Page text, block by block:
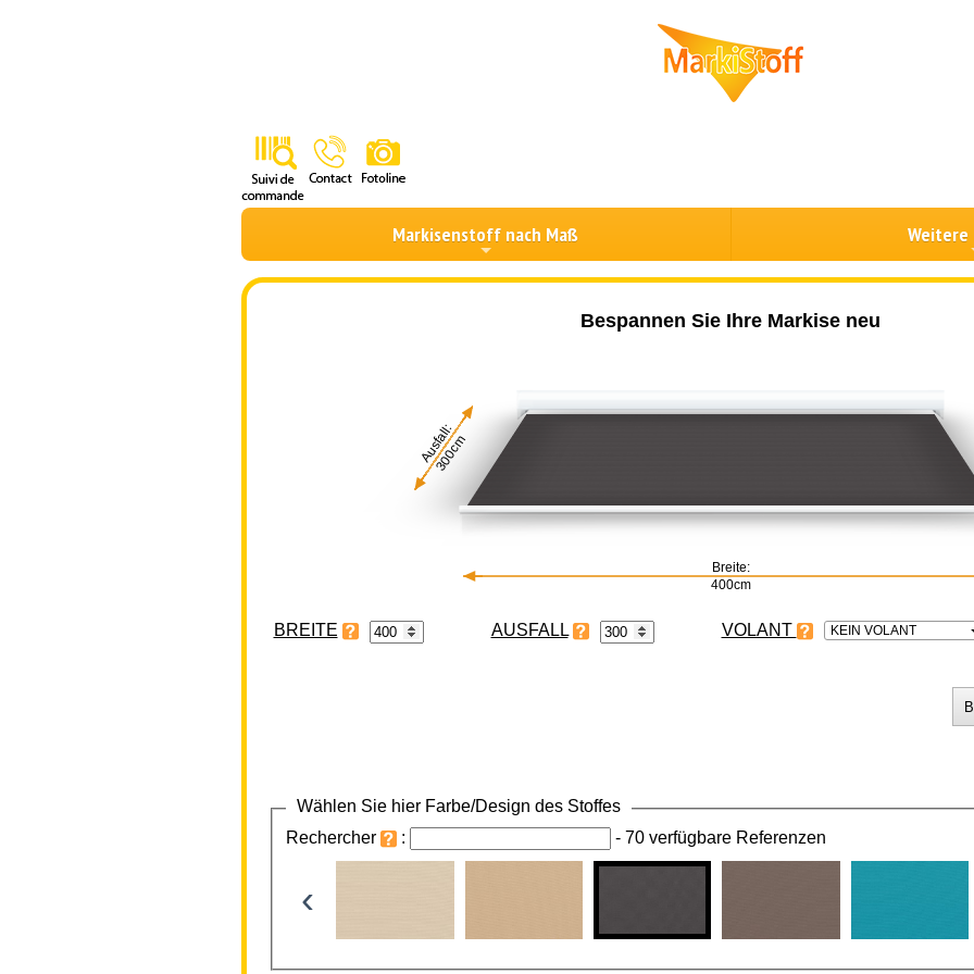
Markisenstoff nach Maß Weitere
Bespannen Sie Ihre Markise neu
Breite:
400cm
Ausfall:
300cm
BREITE VOLANT KEIN VOLANT
Wählen Sie hier Farbe/Design des Stoffes
Rechercher
: - 70 verfügbare Referenzen
‹